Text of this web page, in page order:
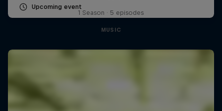
Upcoming event
1 Season · 5 episodes
MUSIC